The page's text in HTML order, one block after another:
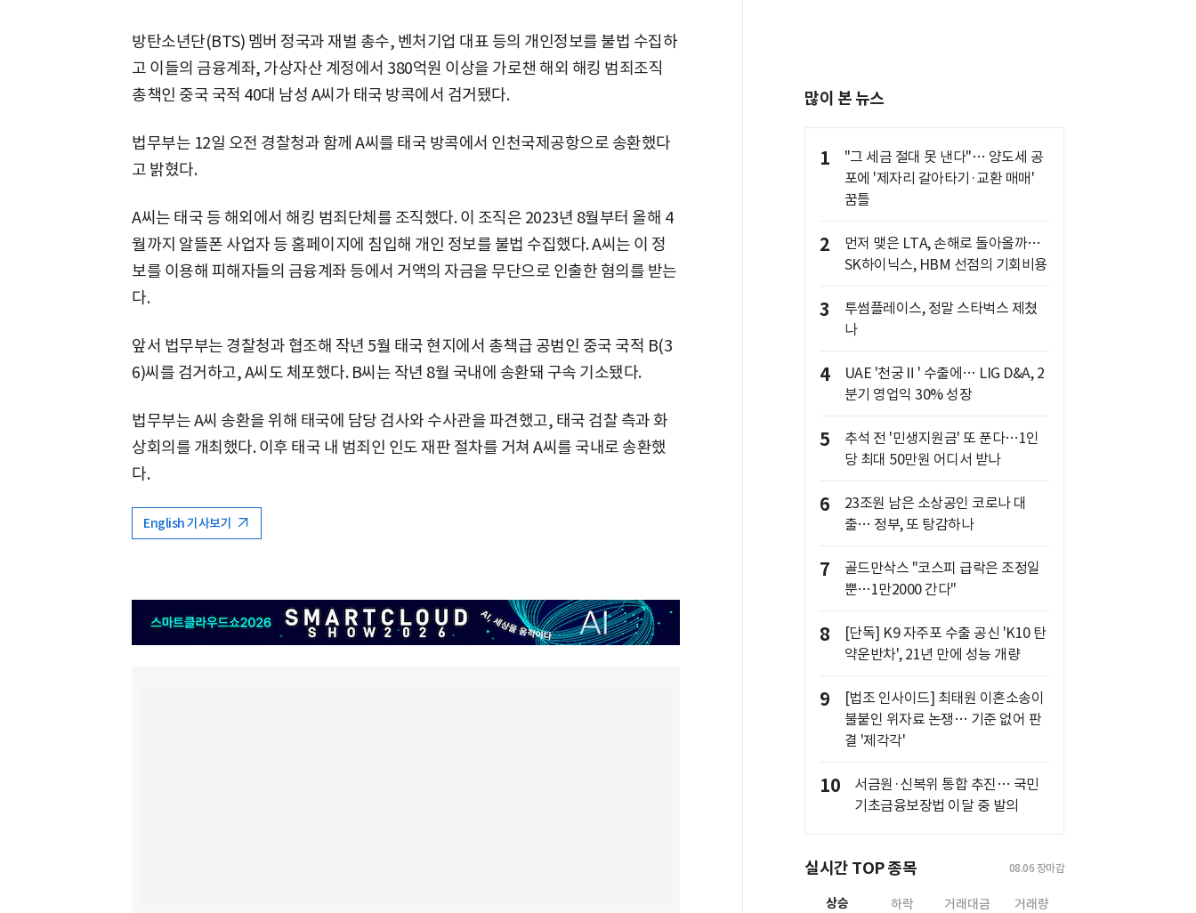
방탄소년단(BTS) 멤버 정국과 재벌 총수, 벤처기업 대표 등의 개인정보를 불법 수집하
고 이들의 금융계좌, 가상자산 계정에서 380억원 이상을 가로챈 해외 해킹 범죄조직
총책인 중국 국적 40대 남성 A씨가 태국 방콕에서 검거됐다.
법무부는 12일 오전 경찰청과 함께 A씨를 태국 방콕에서 인천국제공항으로 송환했다
고 밝혔다.
A씨는 태국 등 해외에서 해킹 범죄단체를 조직했다. 이 조직은 2023년 8월부터 올해 4
월까지 알뜰폰 사업자 등 홈페이지에 침입해 개인 정보를 불법 수집했다. A씨는 이 정
보를 이용해 피해자들의 금융계좌 등에서 거액의 자금을 무단으로 인출한 혐의를 받는
다.
앞서 법무부는 경찰청과 협조해 작년 5월 태국 현지에서 총책급 공범인 중국 국적 B(3
6)씨를 검거하고, A씨도 체포했다. B씨는 작년 8월 국내에 송환돼 구속 기소됐다.
법무부는 A씨 송환을 위해 태국에 담당 검사와 수사관을 파견했고, 태국 검찰 측과 화
상회의를 개최했다. 이후 태국 내 범죄인 인도 재판 절차를 거쳐 A씨를 국내로 송환했
다.
English 기사보기
많이 본 뉴스
1
"그 세금 절대 못 낸다"… 양도세 공
포에 '제자리 갈아타기·교환 매매'
꿈틀
2
먼저 맺은 LTA, 손해로 돌아올까…
SK하이닉스, HBM 선점의 기회비용
3
투썸플레이스, 정말 스타벅스 제쳤
나
4
UAE '천궁Ⅱ' 수출에… LIG D&A, 2
분기 영업익 30% 성장
5
추석 전 '민생지원금' 또 푼다…1인
당 최대 50만원 어디서 받나
6
23조원 남은 소상공인 코로나 대
출… 정부, 또 탕감하나
7
골드만삭스 "코스피 급락은 조정일
뿐…1만2000 간다"
8
[단독] K9 자주포 수출 공신 'K10 탄
약운반차', 21년 만에 성능 개량
9
[법조 인사이드] 최태원 이혼소송이
불붙인 위자료 논쟁… 기준 없어 판
결 '제각각'
10
서금원·신복위 통합 추진… 국민
기초금융보장법 이달 중 발의
실시간 TOP 종목 08.06 장마감
상승 하락 거래대금 거래량